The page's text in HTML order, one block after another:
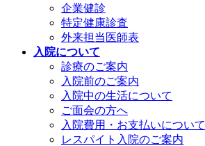
企業健診
特定健康診査
外来担当医師表
入院について
診療のご案内
入院前のご案内
入院中の生活について
ご面会の方へ
入院費用・お支払いについて
レスパイト入院のご案内